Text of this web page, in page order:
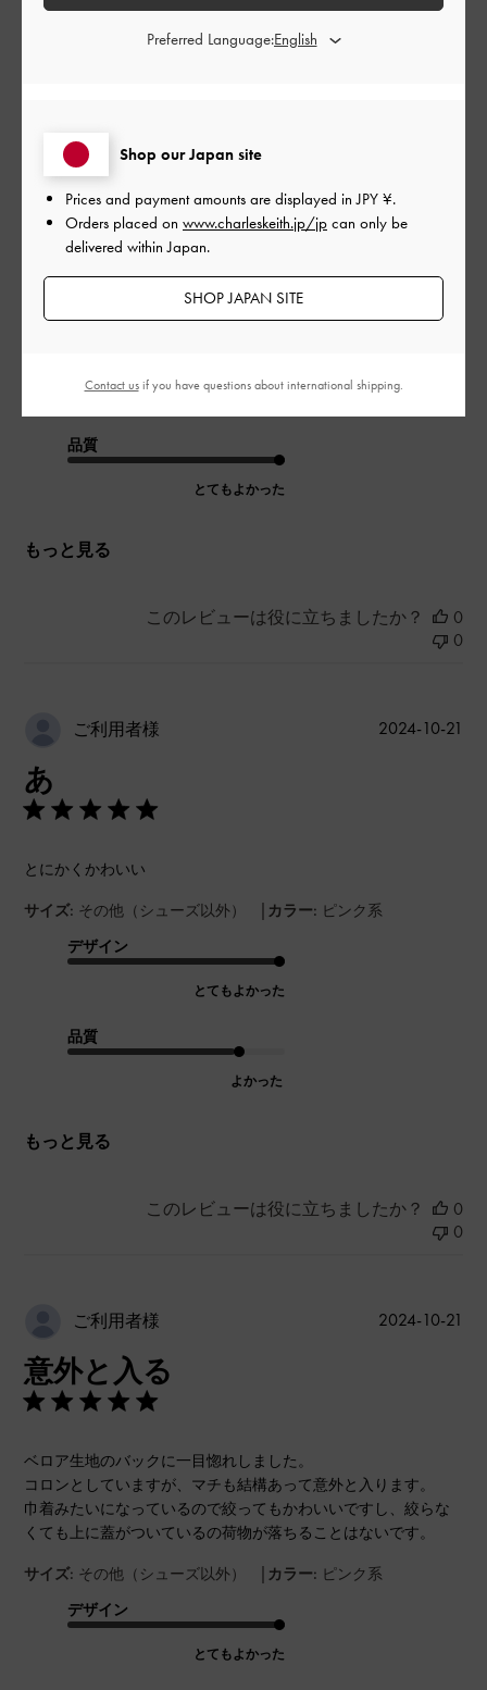
nahさんのレビュー
チェーン付きの肩掛けと持つ方とで使い分けができるのが気分
を変えれてとても良いです！
光でキラッとなるデザインがかわいいです！
サイズ: その他（シューズ以外） |カラー: ブラック系
とてもよかった
品質
とてもよかった
もっと見る
このレビューは役に立ちましたか？
0
0
ご利用者様
あ
とにかくかわいい
サイズ: その他（シューズ以外） | カラー: ピンク系
デザイン
とてもよかった
品質
よかった
もっと見る
2024-10-21
このレビューは役に立ちましたか？
0
0
ご利用者様
意外と入る
ベロア生地のバックに一目惚れしました。
コロンとしていますが、マチも結構あって意外と入ります。
巾着みたいになっているので絞ってもかわいいですし、絞らな
くても上に蓋がついているの荷物が落ちることはないです。
サイズ: その他（シューズ以外） | カラー: ピンク系
デザイン
とてもよかった
2024-10-21
Shop our Japan site
Prices and payment amounts are displayed inJPY ¥.
Orders placed on www.charleskeith.jp/jp can only be
delivered within Japan.
SHOP JAPAN SITE
Preferred Language:
Contact usif you have questions about international shipping.